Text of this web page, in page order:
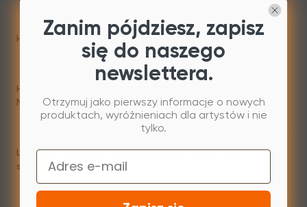
How to install XPPen Linux driver on Ubuntu (64 bits)
How to install XPPen Driver on macOS Big Sur (11.x) or
Monterey (12.x)
Line latency/Brush Lag during drawing with the
software.
Zanim pójdziesz, zapisz
się do naszego
newslettera.
Otrzymuj jako pierwszy informacje o nowych
produktach, wyróżnieniach dla artystów i nie
tylko.
Email